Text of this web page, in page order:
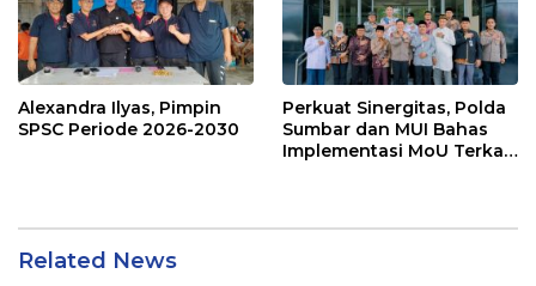
Alexandra Ilyas, Pimpin
SPSC Periode 2026-2030
Perkuat Sinergitas, Polda
Sumbar dan MUI Bahas
Implementasi MoU Terkait
Related News